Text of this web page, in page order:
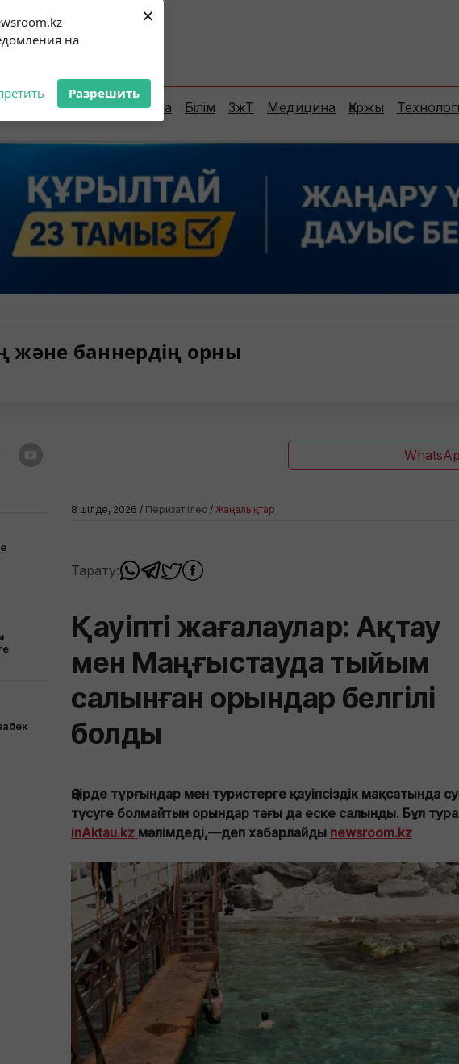
на
Разрешить
×
on 22°C Шымкент:
Елорда Сараптама Білім ЗжТ Медицина Қаржы
және баннердің орны
8 шілде, 2026 / Перизат Ілес / Жаңалықтар
Тарату:
Қауіпті жағалаулар: Ақтау
мен Маңғыстауда тыйым
салынған орындар белгілі
болды
Өңірде тұрғындар мен туристерге қауіпсіздік мақсатында
түсуге болмайтын орындар тағы да еске салынды. Бұл
inAktau.kz мәлімдеді,—деп хабарлайды newsroom.kz